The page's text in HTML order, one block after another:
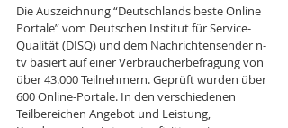
Die Auszeichnung “Deutschlands beste Online
Portale” vom Deutschen Institut für Service-
Qualität (DISQ) und dem Nachrichtensender n-
tv basiert auf einer Verbraucherbefragung von
über 43.000 Teilnehmern. Geprüft wurden über
600 Online-Portale. In den verschiedenen
Teilbereichen Angebot und Leistung,